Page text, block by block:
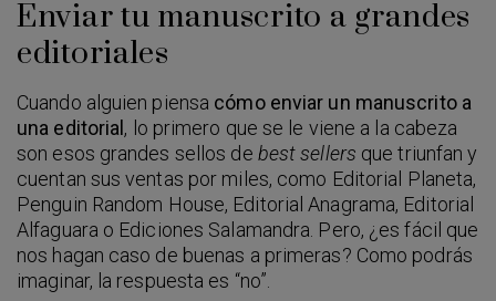
Enviar tu manuscrito a grandes
editoriales
Cuando alguien piensa cómo enviar un manuscrito a
una editorial , lo primero que se le viene a la cabeza
son esos grandes sellos de best sellers que triunfan y
cuentan sus ventas por miles, como Editorial Planeta,
Penguin Random House, Editorial Anagrama, Editorial
Alfaguara o Ediciones Salamandra. Pero, ¿es fácil que
nos hagan caso de buenas a primeras? Como podrás
imaginar, la respuesta es “no”.